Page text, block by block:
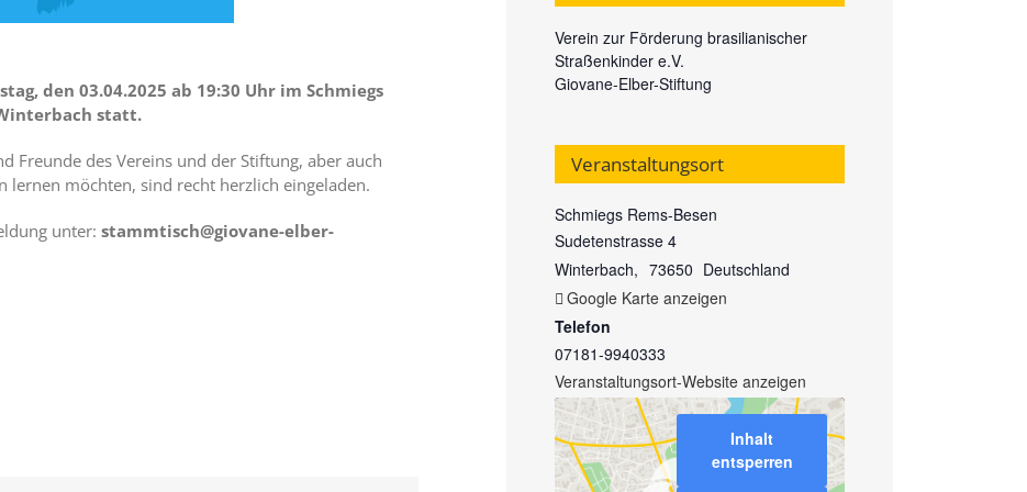
den 03.04.2025 ab 19:30 Uhr im Schmiegs
statt.
Freunde des Vereins und der Stiftung, aber auch
lernen möchten, sind recht herzlich eingeladen.
unter: stammtisch@giovane-elber-
Verein zur Förderung brasilianischer
Straßenkinder e.V.
Giovane-Elber-Stiftung
Veranstaltungsort
Schmiegs Rems-Besen
Sudetenstrasse 4
Winterbach, 73650 Deutschland
Google Karte anzeigen
Telefon
07181-9940333
Veranstaltungsort-Website anzeigen
Inhalt
entsperren